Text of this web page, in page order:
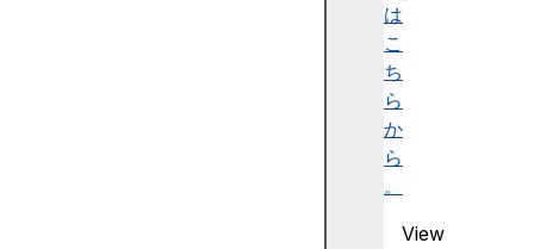
は
こ
ち
ら
か
ら
。
View